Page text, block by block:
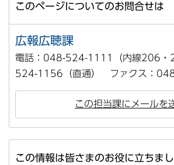
このページについてのお問合せは
広報広聴課
電話：048-524-1111（内線206・
524-1156（直通） ファクス：
この担当課にメールを
この情報は皆さまのお役に立ちま